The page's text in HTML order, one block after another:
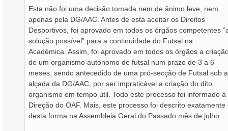
Esta não foi uma decisão tomada nem de ânimo leve, nem
apenas pela DG/AAC. Antes de esta aceitar os Direitos
Desportivos, foi aprovado em todos os órgãos competentes
solução possível” para a continuidade do Futsal na
Académica. Assim, foi aprovado em todos os órgãos a
de um organismo autónomo de futsal num prazo de 3 a 6
meses, sendo antecedido de uma pró-secção de Futsal sob a
alçada da DG/AAC, por ser impraticável a criação do dito
organismo em tempo útil. Todo este processo foi informado à
Direção do OAF. Mais, este processo foi descrito exatamente
desta forma na Assembleia Geral do Passado mês de julho.